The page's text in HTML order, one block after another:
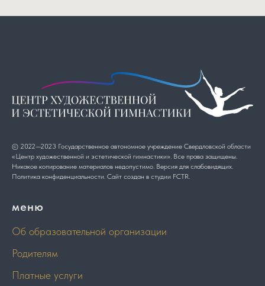
© 2022—2023 Государственное автономное учреждение Свердловской области
«Центр художественной и эстетической гимнастики». Все права защищены.
Никакое копирование материалов недопустимо. Версия для слабовидящих.
Политика конфиденциальности. Сайт создан в студии FCTR.
меню
Об образовательной организации
Родителям
Платные услуги